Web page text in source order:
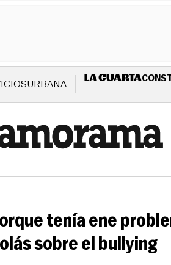
URBANA
tenía ene
sobre el bullying